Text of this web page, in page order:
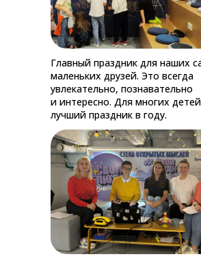
Главный праздник для наших
маленьких друзей. Это всегда
увлекательно, познавательно
и интересно. Для многих
лучший праздник в году.